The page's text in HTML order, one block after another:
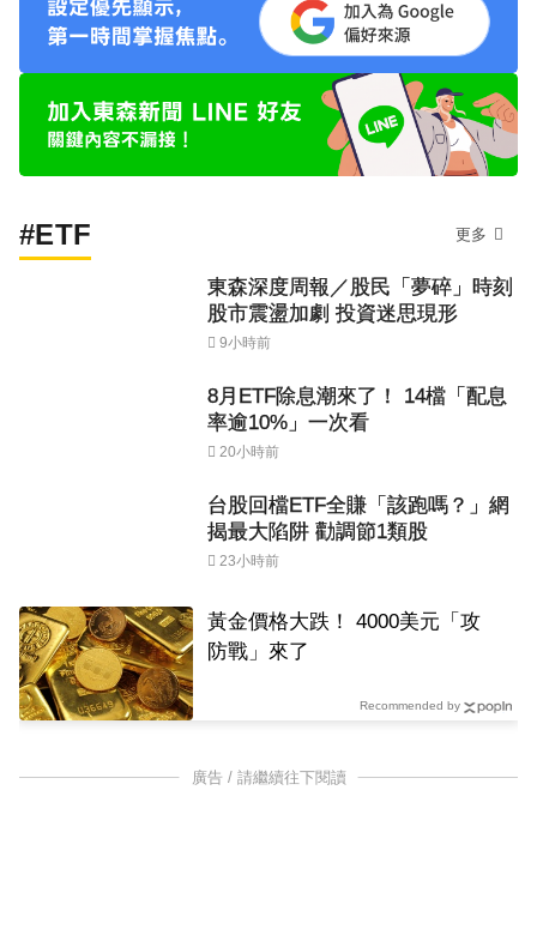
#ETF 更多
東森深度周報／股民「夢碎」時刻
股市震盪加劇 投資迷思現形
9小時前
8月ETF除息潮來了！ 14檔「配息
率逾10%」一次看
20小時前
台股回檔ETF全賺「該跑嗎？」網
揭最大陷阱 勸調節1類股
23小時前
黃金價格大跌！ 4000美元「攻
防戰」來了
Recommended by
廣告 / 請繼續往下閱讀